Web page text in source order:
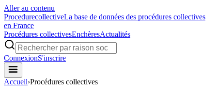
Aller au contenu
ProcedurecollectiveLa base de données des procédures collectives
en France
Procédures collectivesEnchèresActualités
ConnexionS'inscrire
Accueil›Procédures collectives